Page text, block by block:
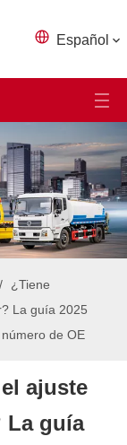
Español
/
¿Tiene
La guía 2025
de OE
ajuste
La guía